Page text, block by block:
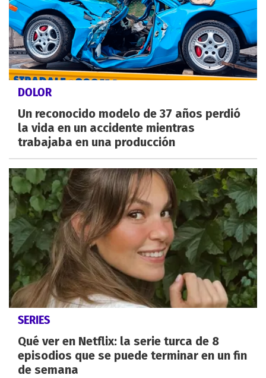
DOLOR
Un reconocido modelo de 37 años perdió
la vida en un accidente mientras
trabajaba en una producción
SERIES
Qué ver en Netflix: la serie turca de 8
episodios que se puede terminar en un fin
de semana